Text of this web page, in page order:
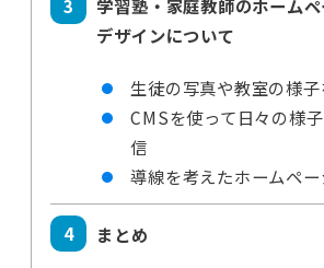
学習塾・家庭教師のホーム
デザインについて
生徒の写真や教室の様
CMSを使って日々の様
信
導線を考えたホームペ
まとめ